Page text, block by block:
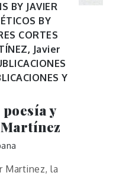
BY JAVIER
BY
CORTES
, Javier
Y
y
Martinez, la